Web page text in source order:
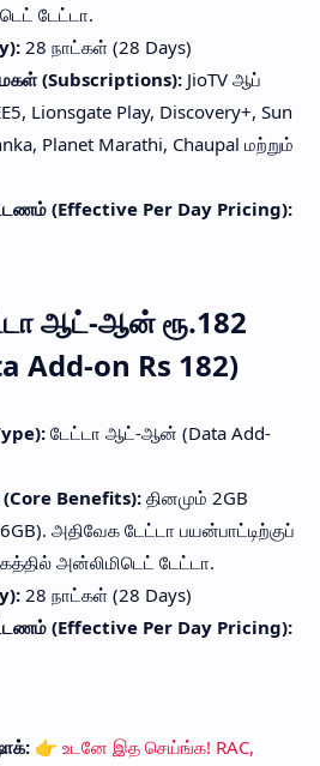
டேட்டா.
28 நாட்கள் (28 Days)
(Subscriptions): JioTV ஆப்
Lionsgate Play, Discovery+, Sun
Planet Marathi, Chaupal மற்றும்
(Effective Per Day Pricing):
ஆட்-ஆன் ரூ.182
Add-on Rs 182)
டேட்டா ஆட்-ஆன் (Data Add-
Benefits): தினமும் 2GB
அதிவேக டேட்டா பயன்பாட்டிற்குப்
அன்லிமிடெட் டேட்டா.
28 நாட்கள் (28 Days)
(Effective Per Day Pricing):
👉 உடனே இத செய்ங்க! RAC,